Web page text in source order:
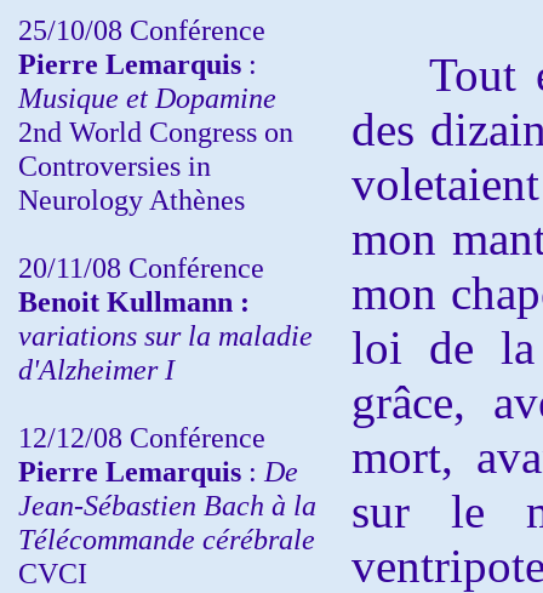
25/10/08 Conférence
Pierre Lemarquis :
Musique et Dopamine
2nd World Congress on
Controversies in
Neurology Athènes
20/11/08 Conférence
Benoit Kullmann :
variations sur la maladie
d'Alzheimer I
12/12/08 Conférence
Pierre Lemarquis : De
Jean-Sébastien Bach à la
Télécommande cérébrale
CVCI
Tout
des
mon
mon
loi de la
grâce,
mort,
sur le